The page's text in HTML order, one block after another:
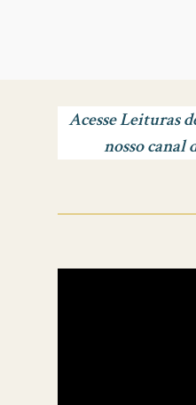
Acesse Leituras
nosso canal